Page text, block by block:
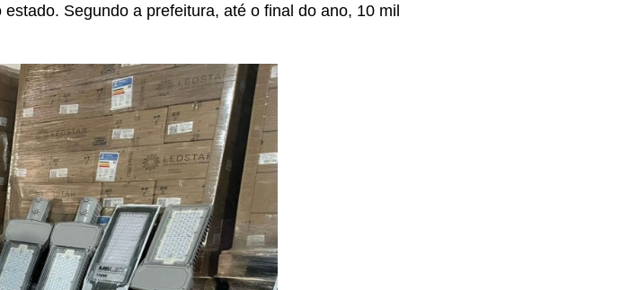
Segundo a prefeitura, até o final do ano, 10 mil